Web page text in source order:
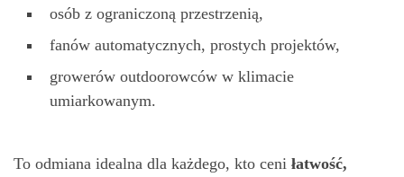
osób z ograniczoną przestrzenią,
fanów automatycznych, prostych projektów,
growerów outdoorowców w klimacie
umiarkowanym.
To odmiana idealna dla każdego, kto ceni łatwość,